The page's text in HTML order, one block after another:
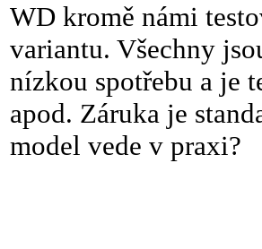
WD kromě námi
variantu. Všechny
nízkou spotřebu a je
apod. Záruka je
model vede v praxi?